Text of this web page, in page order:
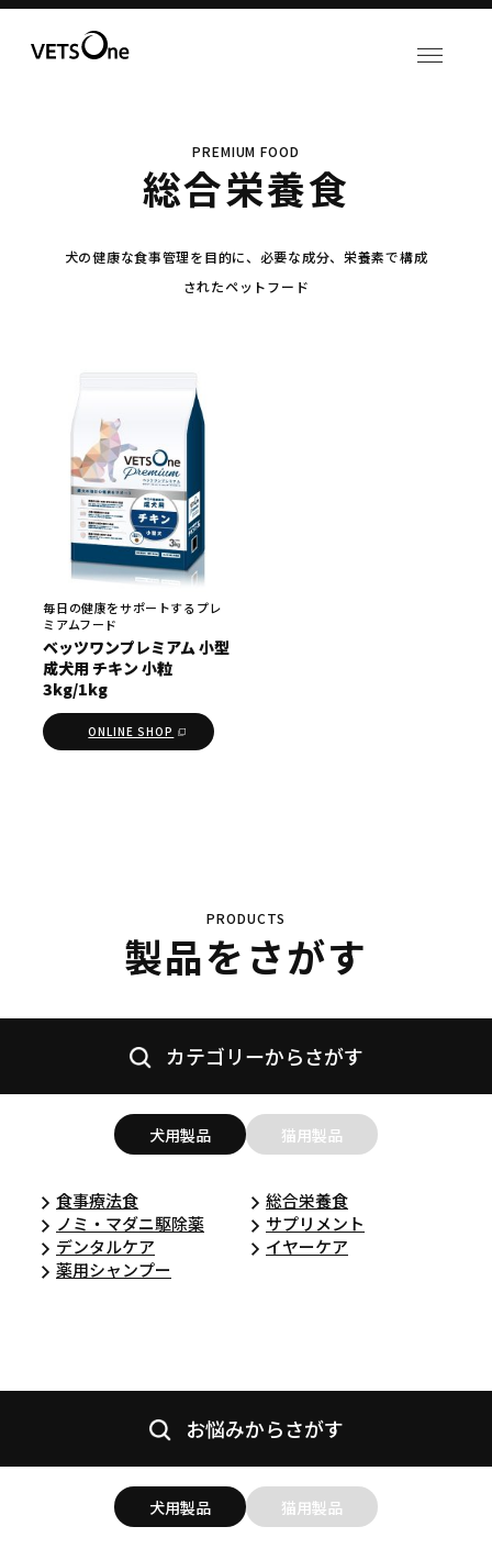
PREMIUM FOOD
総合栄養食
犬の健康な食事管理を目的に、必要な成分、栄養素で構成
されたペットフード
毎日の健康をサポートするプレ
ミアムフード
ベッツワンプレミアム 小型
成犬用 チキン 小粒
3kg/1kg
ONLINE SHOP
PRODUCTS
製品をさがす
カテゴリーからさがす
犬用製品 猫用製品
食事療法食
総合栄養食
ノミ・マダニ駆除薬
サプリメント
デンタルケア
イヤーケア
薬用シャンプー
お悩みからさがす
犬用製品 猫用製品